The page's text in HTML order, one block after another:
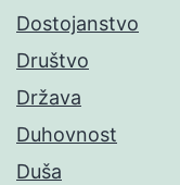
Dostojanstvo
Društvo
Država
Duhovnost
Duša